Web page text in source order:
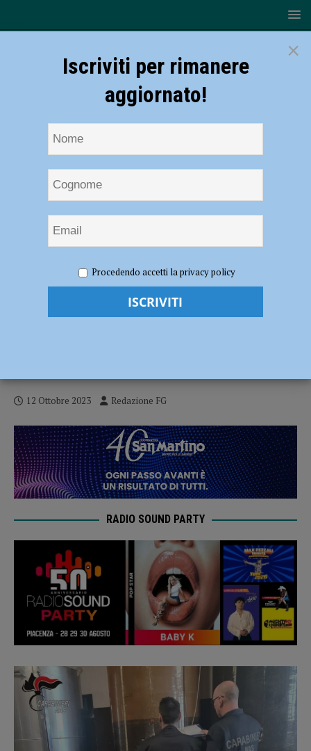
insetti e irregolarità burocratiche: nei guai il titolare di un’azienda
vitivinicola
Sporcizia, insetti e irregolarità
12 Ottobre 2023 Redazione FG
RADIO SOUND PARTY
×
Iscriviti per rimanere
aggiornato!
Procedendo accetti la privacy policy